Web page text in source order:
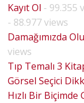
Kayıt Ol - 99.355
- 88.977 views
Damağımızda
views
Tıp Temalı 3
Görsel Seçici
Hızlı Bir Biçimde